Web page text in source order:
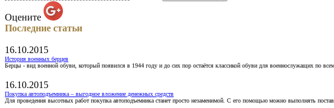
Оцените
Последние статьи
16.10.2015
История военных берцев
Берцы - вид военной обуви, который появился в 1944 году и до сих пор остаётся классикой обуви для военнослужащих по
16.10.2015
Покупка автоподъемника – выгодное вложение денежных средств
Для проведения высотных работ покупка автоподъемника станет просто незаменимой. С его помощью можно выполнять